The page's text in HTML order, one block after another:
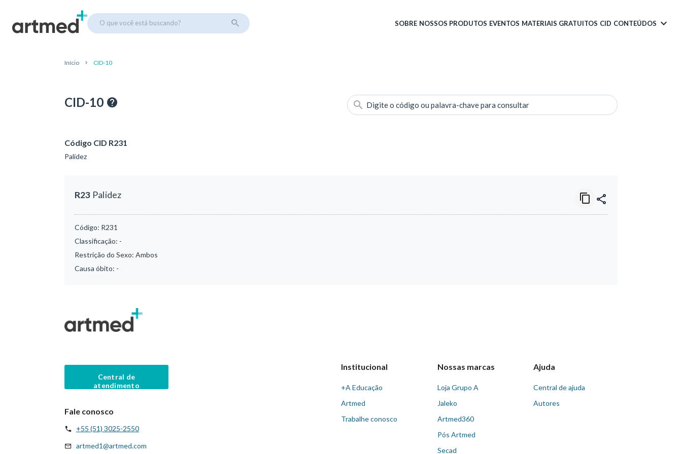
O que você está buscando? SOBRE NOSSOS PRODUTOS EVENTOS MATERIAIS GRATUITOS CID CONTEÚDOS
Início CID-10
CID-10 Digite o código ou palavra-chave para consultar
Código CID R231
Palidez
R23 Palidez
Código: R231
Classificação: -
Restrição do Sexo: Ambos
Causa óbito: -
Central de
atendimento
Fale conosco
+55 (51) 3025-2550
artmed1@artmed.com
Institucional
+A Educação
Artmed
Trabalhe conosco
Nossas marcas
Loja Grupo A
Jaleko
Artmed360
Pós Artmed
Secad
Ajuda
Central de ajuda
Autores